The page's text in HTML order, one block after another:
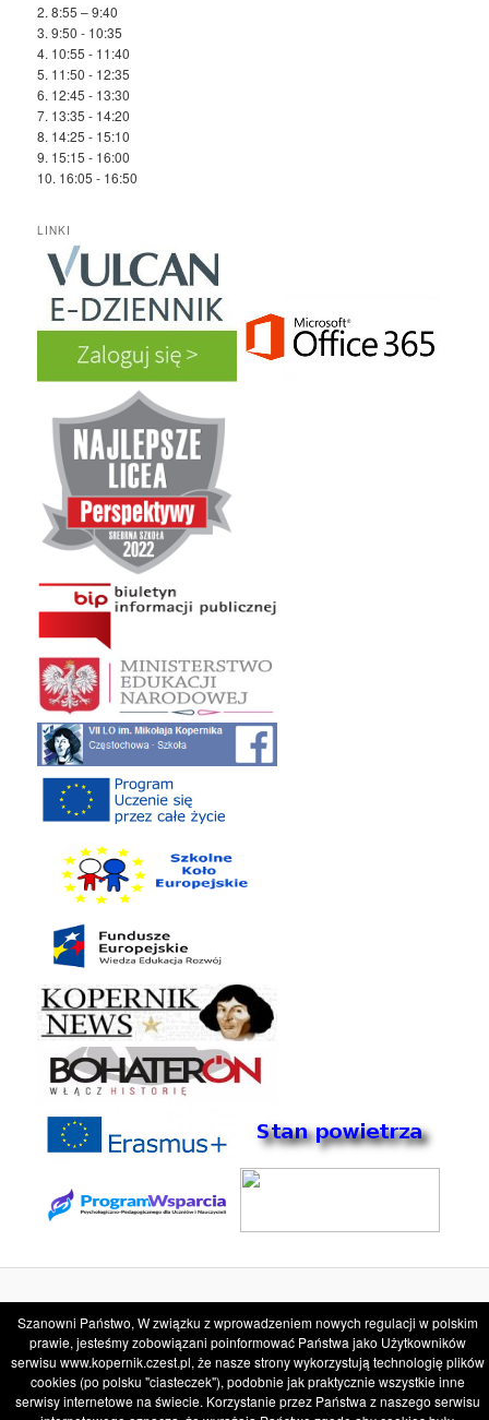
2. 8:55 – 9:40
3. 9:50 - 10:35
4. 10:55 - 11:40
5. 11:50 - 12:35
6. 12:45 - 13:30
7. 13:35 - 14:20
8. 14:25 - 15:10
9. 15:15 - 16:00
10. 16:05 - 16:50
LINKI
www.kopernik.czest.pl
Szanowni Państwo, W związku z wprowadzeniem nowych regulacji w polskim
prawie, jesteśmy zobowiązani poinformować Państwa jako Użytkowników
serwisu www.kopernik.czest.pl, że nasze strony wykorzystują technologię plików
cookies (po polsku "ciasteczek"), podobnie jak praktycznie wszystkie inne
serwisy internetowe na świecie. Korzystanie przez Państwa z naszego serwisu